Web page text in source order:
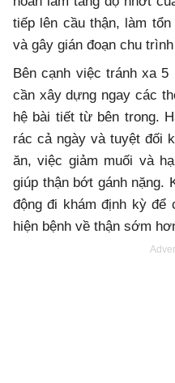
tiếp lên cầu thận, làm
và gây gián đoạn chu
Bên cạnh việc tránh xa
cần xây dựng ngay các
hệ bài tiết từ bên trong.
rác cả ngày và tuyệt đối
ăn, việc giảm muối và
giúp thận bớt gánh nặng.
động đi khám định kỳ để
hiện bệnh về thận sớm